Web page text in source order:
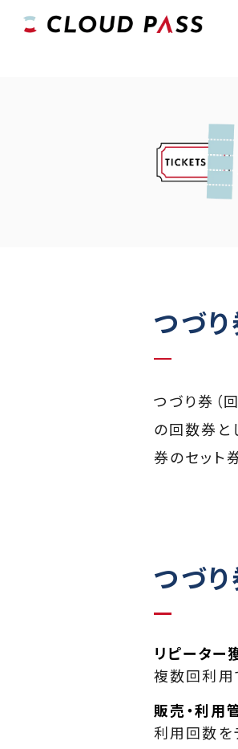
つづり
つづり券（
の回数券と
券のセット
つづり
リピーター
複数回利用
販売・利用
利用回数を